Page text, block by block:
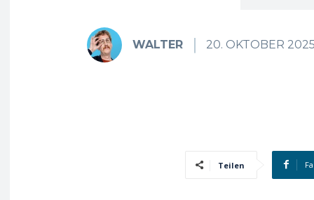
WALTER 20. OKTOBER
Teilen